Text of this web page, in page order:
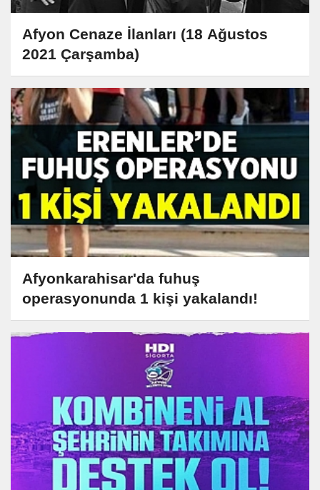
Afyon Cenaze İlanları (18 Ağustos
2021 Çarşamba)
Afyonkarahisar'da fuhuş
operasyonunda 1 kişi yakalandı!